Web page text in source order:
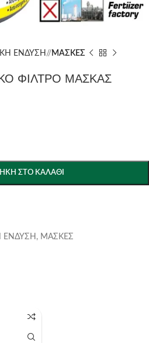
ΕΝΔΥΣΗ / ΜΑΣΚΕΣ
ΦΙΛΤΡΟ ΜΑΣΚΑΣ
ΣΤΟ ΚΑΛΆΘΙ
ΕΝΔΥΣΗ , ΜΑΣΚΕΣ